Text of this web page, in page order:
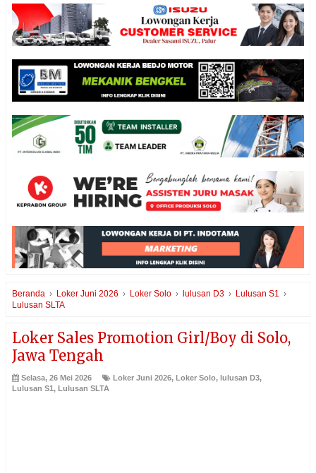
Beranda › Loker Juni 2026 › Loker Solo › lulusan D3 › Lulusan S1 ›
Lulusan SLTA
Loker Sales Promotion Girl/Boy di Solo,
Jawa Tengah
Selasa, 26 Mei 2026 Loker Juni 2026, Loker Solo, lulusan D3,
Lulusan S1, Lulusan SLTA